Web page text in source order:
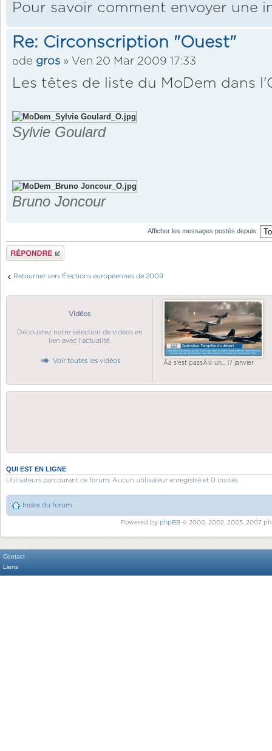
Pour savoir comment envoyer une
Re: Circonscription "Ouest"
de gros » Ven 20 Mar 2009 17:33
Les têtes de liste du MoDem dans
Sylvie Goulard
Bruno Joncour
Afficher les messages postés depuis:
Répondre
Retourner vers Élections européennes de 2009
Vidéos
Découvrez notre sélection de vidéos en
lien avec l'actualité.
Voir toutes les vidéos Ãa s'est passÃ© un... 17 janvier
QUI EST EN LIGNE
Utilisateurs parcourant ce forum: Aucun utilisateur enregistré et 0 invités
Index du forum
Powered by phpBB© 2000, 2002, 2005, 2007
Contact
Liens